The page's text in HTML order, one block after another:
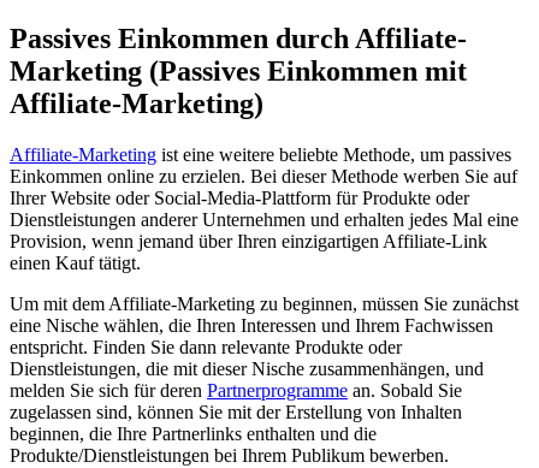
Passives Einkommen durch Affiliate-
Marketing (Passives Einkommen mit
Affiliate-Marketing)
Affiliate-Marketing ist eine weitere beliebte Methode, um passives
Einkommen online zu erzielen. Bei dieser Methode werben Sie auf
Ihrer Website oder Social-Media-Plattform für Produkte oder
Dienstleistungen anderer Unternehmen und erhalten jedes Mal eine
Provision, wenn jemand über Ihren einzigartigen Affiliate-Link
einen Kauf tätigt.
Um mit dem Affiliate-Marketing zu beginnen, müssen Sie zunächst
eine Nische wählen, die Ihren Interessen und Ihrem Fachwissen
entspricht. Finden Sie dann relevante Produkte oder
Dienstleistungen, die mit dieser Nische zusammenhängen, und
melden Sie sich für deren Partnerprogramme an. Sobald Sie
zugelassen sind, können Sie mit der Erstellung von Inhalten
beginnen, die Ihre Partnerlinks enthalten und die
Produkte/Dienstleistungen bei Ihrem Publikum bewerben.